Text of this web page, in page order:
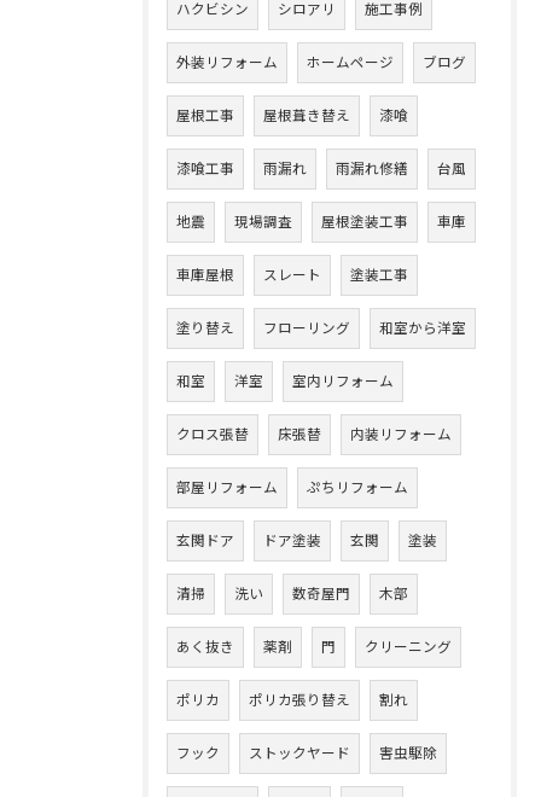
ハクビシン シロアリ 施工事例
外装リフォーム ホームページ ブログ
屋根工事 屋根葺き替え 漆喰
漆喰工事 雨漏れ 雨漏れ修繕 台風
地震 現場調査 屋根塗装工事 車庫
車庫屋根 スレート 塗装工事
塗り替え フローリング 和室から洋室
和室 洋室 室内リフォーム
クロス張替 床張替 内装リフォーム
部屋リフォーム ぷちリフォーム
玄関ドア ドア塗装 玄関 塗装
清掃 洗い 数奇屋門 木部
あく抜き 薬剤 門 クリーニング
ポリカ ポリカ張り替え 割れ
フック ストックヤード 害虫駆除